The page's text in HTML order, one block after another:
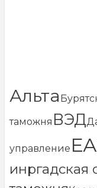
Альта
таможня ВЭД
управление
инргадская